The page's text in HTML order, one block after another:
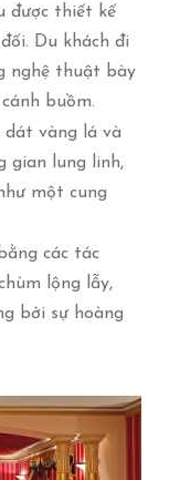
được thiết kế
Du khách đi
nghệ thuật bày
buồm.
dát vàng lá và
gian lung linh,
một cung
các tác
lộng lẫy,
bởi sự hoàng